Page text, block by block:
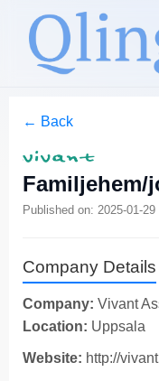
← Back
Familjehem/
Published on: 2025-01-
Company Details
Company: Vivant
Location: Uppsala
Website: http://